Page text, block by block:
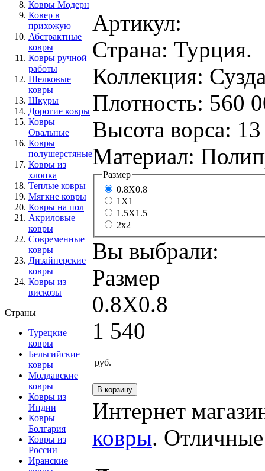
Ковры Модерн
Ковер в
прихожую
Абстрактные
ковры
Ковры ручной
работы
Шелковые
ковры
Шкуры
Дорогие ковры
Ковры
Овальные
Ковры
полушерстяные
Ковры из
хлопка
Теплые ковры
Мягкие ковры
Ковры на пол
Акриловые
ковры
Современные
ковры
Дизайнерские
ковры
Ковры из
вискозы
Страны
Турецкие
ковры
Бельгийские
ковры
Молдавские
ковры
Ковры из
Индии
Ковры
Болгария
Ковры из
России
Иранские
Артикул:
Страна: Турция.
Коллекция:
Плотность: 560
Высота ворса:
Материал:
Размер
0.8Х0.8
1Х1
1.5X1.5
2x2
Вы выбрали:
Размер
0.8Х0.8
1 540
руб.
Интернет
ковры. Отличные